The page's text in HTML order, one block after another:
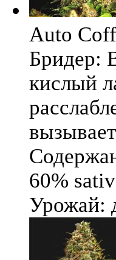
Auto
Бридер:
кислый
60%
Урожай: